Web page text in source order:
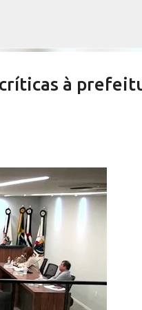
VIVA! SERRA NEGRA
críticas à